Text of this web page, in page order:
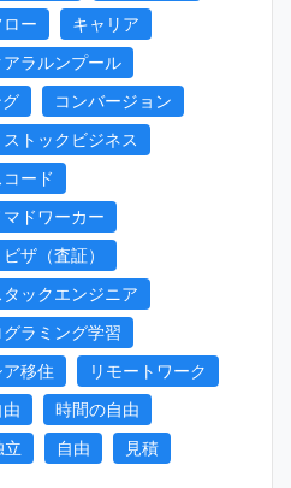
ー
キャリア
アラルンプール
コンバージョン
ストックビジネス
ード
マドワーカー
ビザ（査証）
タックエンジニア
グラミング学習
移住
リモートワーク
時間の自由
立 自由
見積